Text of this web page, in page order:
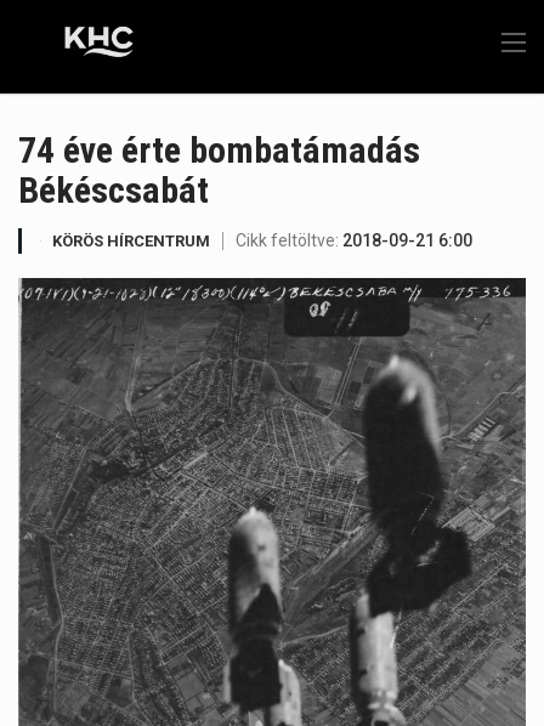
74 éve érte bombatámadás
Békéscsabát
KÖRÖS HÍRCENTRUM Cikk feltöltve: 2018-09-21 6:00